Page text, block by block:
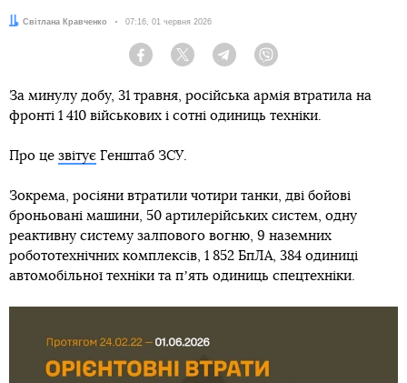
Автор:
Світлана Кравченко Дата:
07:16, 01 червня 2026
Facebook Twitter Telegram
За минулу добу, 31 травня, російська армія втратила на
фронті 1 410 військових і сотні одиниць техніки.
Про це звітує Генштаб ЗСУ.
Зокрема, росіяни втратили чотири танки, дві бойові
броньовані машини, 50 артилерійських систем, одну
реактивну систему залпового вогню, 9 наземних
робототехнічних комплексів, 1 852 БпЛА, 384 одиниці
автомобільної техніки та пʼять одиниць спецтехніки.